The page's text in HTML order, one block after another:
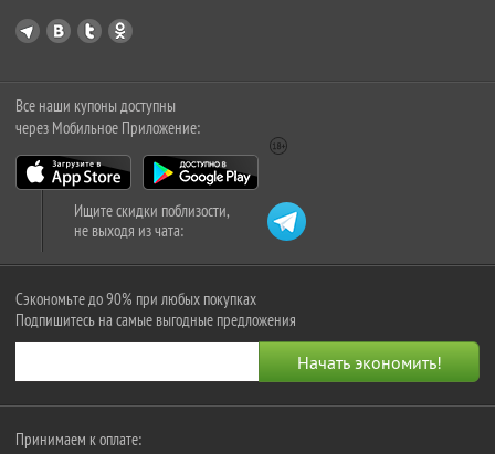
Все наши купоны доступны
через Мобильное Приложение:
Ищите скидки поблизости,
не выходя из чата:
Сэкономьте до 90% при любых покупках
Подпишитесь на самые выгодные предложения
Принимаем к оплате: